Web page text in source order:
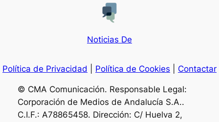
Noticias De
Política de Privacidad Política de Cookies Contactar
© CMA Comunicación. Responsable Legal:
Corporación de Medios de Andalucía S.A..
C.I.F.: A78865458. Dirección: C/ Huelva 2,